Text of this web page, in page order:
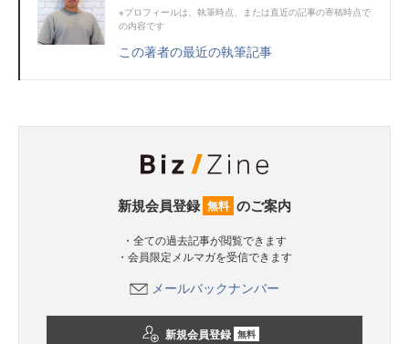
※プロフィールは、執筆時点、または直近の記事の寄稿時点で
の内容です
この著者の最近の執筆記事
新規会員登録 無料 のご案内
・全ての過去記事が閲覧できます
・会員限定メルマガを受信できます
メールバックナンバー
新規会員登録 無料